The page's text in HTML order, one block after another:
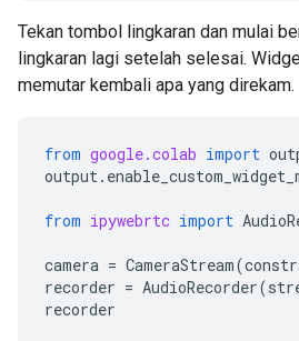
Tekan tombol lingkaran dan mulai
lingkaran lagi setelah selesai.
memutar kembali apa yang direkam.
from google.colab import
output.
from ipywebrtc import
camera = CameraStream(
recorder = AudioRecorder(
recorder